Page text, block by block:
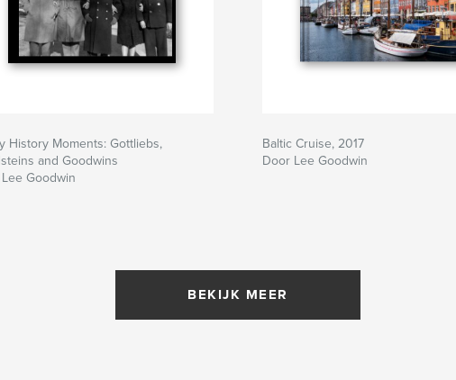
History Moments: Gottliebs,
and Goodwins
Goodwin
Baltic Cruise, 2017
Door Lee Goodwin
BEKIJK MEER